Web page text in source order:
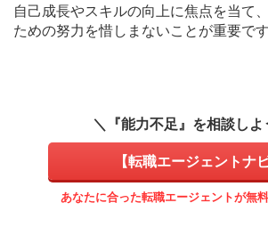
自己成長やスキルの向上に焦点を当て
ための努力を惜しまないことが重要です
＼『能力不足』を相談しよ
【転職エージェントナビ
あなたに合った転職エージェントが無